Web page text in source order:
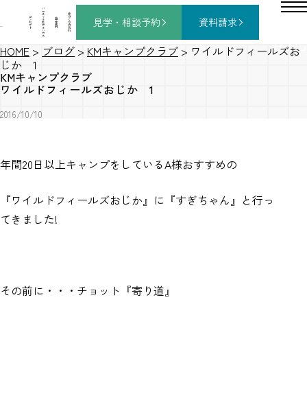
コ
ン
セ
プ
ト
バ
ー
チ
ャ
ル
モ
デ
ル
ハ
ウ
ス
施
工
事
例
家
づ
く
り
の
流
れ
見学・相談予約 資料請求
BLOG
HOME > ブログ > KMキャンプクラブ > ワイルドフィールズお
じか 1
KMキャンプクラブ
ワイルドフィールズおじか 1
2016/10/10
年間20日以上キャンプをしているA様おすすめの
『ワイルドフィールズおじか』に『すぎちゃん』と行っ
てきました!
その前に・・・チョット『寄り道』